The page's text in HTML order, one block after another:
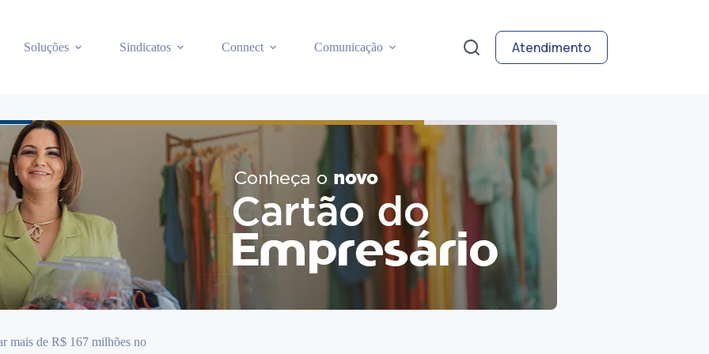
Soluções Sindicatos Connect Comunicação Atendimento
mais de R$ 167 milhões no